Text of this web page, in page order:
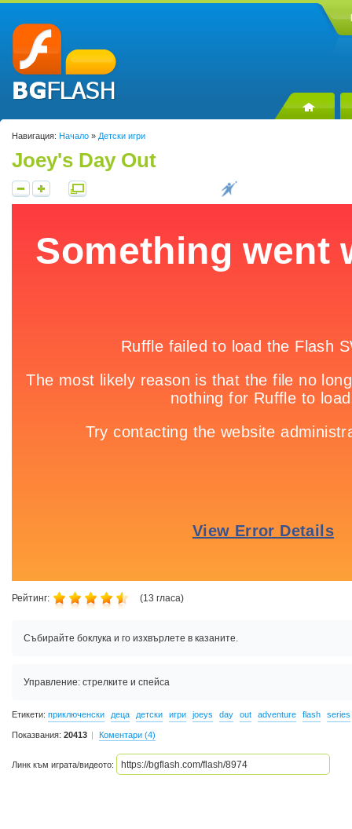
Навигация: Начало » Детски игри
Joey's Day Out
Рейтинг: (13 гласа)
Събирайте боклука и го изхвърлете в казаните.
Управление: стрелките и спейса
Етикети: приключенски деца детски игри joeys day out adventure flash series
Показвания: 20413 Коментари (4)
Линк към играта/видеото: